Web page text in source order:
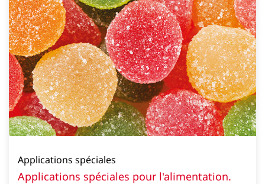
Applications spéciales
Applications spéciales pour l'alimentation.